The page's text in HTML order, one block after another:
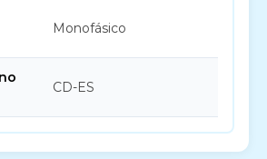
Monofásico
CD-ES